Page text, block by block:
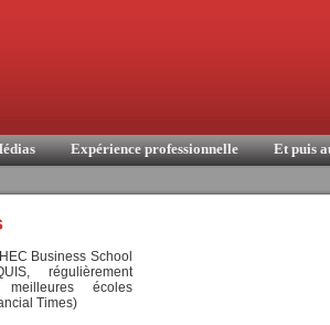
Expérience professionnelle Et puis
Business School
régulièrement
écoles
Times)